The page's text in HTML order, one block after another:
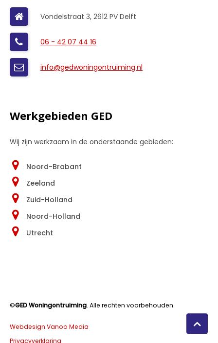
Vondelstraat 3, 2612 PV Delft
06 - 42 07 44 16
info@gedwoningontruiming.nl
Werkgebieden GED
Wij zijn werkzaam in de onderstaande gebieden:
Noord-Brabant
Zeeland
Zuid-Holland
Noord-Holland
Utrecht
©GED Woningontruiming. Alle rechten voorbehouden.
Webdesign Vanoo Media
Privacyverklaring